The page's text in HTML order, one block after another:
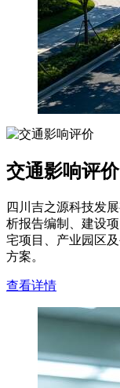
交通影响评价
四川吉之源科技发
析报告编制、建设
宅项目、产业园区
方案。
查看详情